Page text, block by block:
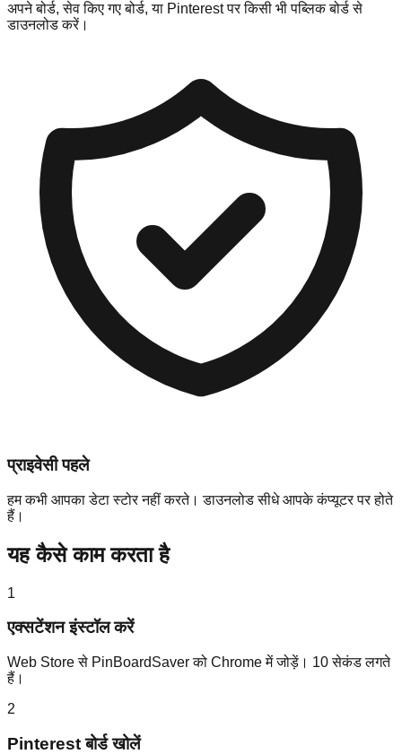
अपने बोर्ड, सेव किए गए बोर्ड, या Pinterest पर किसी भी पब्लिक बोर्ड से
डाउनलोड करें।
प्राइवेसी पहले
हम कभी आपका डेटा स्टोर नहीं करते। डाउनलोड सीधे आपके कंप्यूटर पर होते
हैं।
यह कैसे काम करता है
1
एक्सटेंशन इंस्टॉल करें
Web Store से PinBoardSaver को Chrome में जोड़ें। 10 सेकंड लगते
हैं।
2
Pinterest बोर्ड खोलें